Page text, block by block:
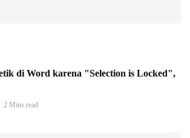
di Word karena "Selection is Locked",
2 Mins read